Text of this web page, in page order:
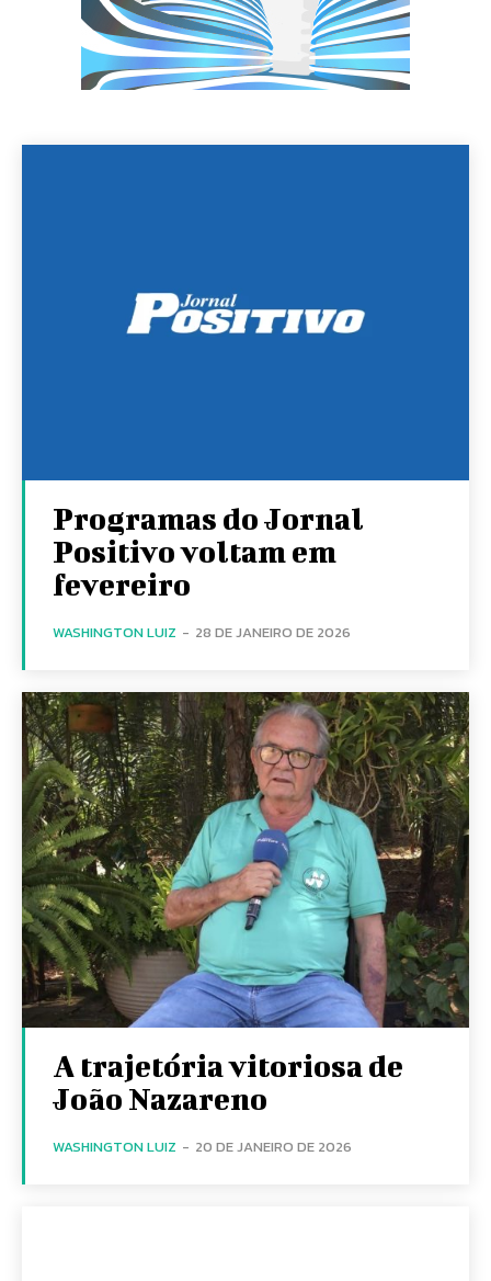
Programas do Jornal
Positivo voltam em
fevereiro
WASHINGTON LUIZ - 28 DE JANEIRO DE 2026
A trajetória vitoriosa de
João Nazareno
WASHINGTON LUIZ - 20 DE JANEIRO DE 2026